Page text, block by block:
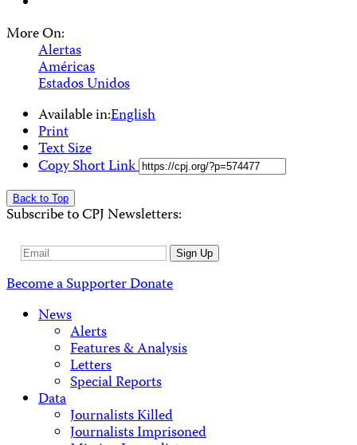
More On:
Alertas
Américas
Estados Unidos
Available in:English
Print
Text Size
Copy Short Link
Back to Top
Subscribe to CPJ Newsletters:
Email
Sign Up
Become a SupporterDonate
News
Alerts
Features & Analysis
Letters
Special Reports
Data
Journalists Killed
Journalists Imprisoned